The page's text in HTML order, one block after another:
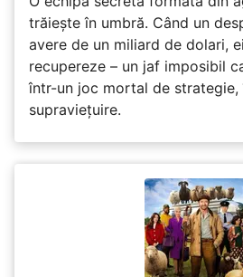
trăiește în umbră. Când un
avere de un miliard de dolari,
recupereze – un jaf imposibil
într-un joc mortal de strategie,
supraviețuire.